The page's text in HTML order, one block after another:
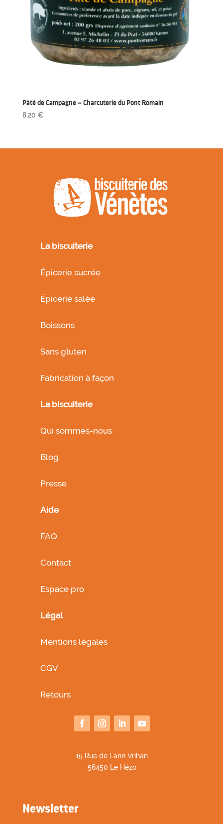
Pâté de Campagne – Charcuterie du Pont Romain
8,20 €
La biscuiterie
Épicerie sucrée
Épicerie salée
Boissons
Sans gluten
Fabrication à façon
La biscuiterie
Qui sommes-nous
Blog
Presse
Aide
FAQ
Contact
Espace pro
Légal
Mentions légales
CGV
Retours
15 Rue de Lann Vrihan
56450 Le Hézo
Newsletter